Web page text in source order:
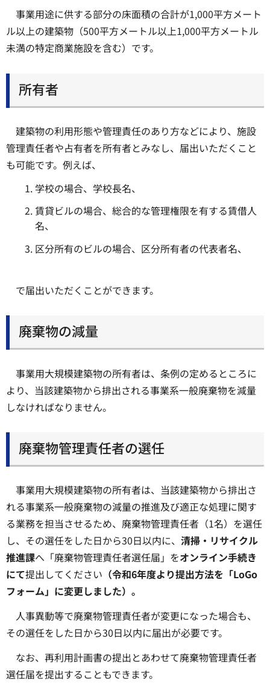
事業用途に供する部分の床面積の合計が1,000平方メート
ル以上の建築物（500平方メートル以上1,000平方メートル
未満の特定商業施設を含む）です。
所有者
建築物の利用形態や管理責任のあり方などにより、施設
管理責任者や占有者を所有者とみなし、届出いただくこと
も可能です。例えば、
学校の場合、学校長名、
賃貸ビルの場合、総合的な管理権限を有する賃借人
名、
区分所有のビルの場合、区分所有者の代表者名、
で届出いただくことができます。
廃棄物の減量
事業用大規模建築物の所有者は、条例の定めるところに
より、当該建築物から排出される事業系一般廃棄物を減量
しなければなりません。
廃棄物管理責任者の選任
事業用大規模建築物の所有者は、当該建築物から排出さ
れる事業系一般廃棄物の減量の推進及び適正な処理に関す
る業務を担当させるため、廃棄物管理責任者（1名）を選任
し、その選任をした日から30日以内に、 清掃・リサイクル
推進課へ「廃棄物管理責任者選任届」をオンライン手続き
にて提出してください （令和6年度より提出方法を「LoGo
フォーム」に変更しました）。
人事異動等で廃棄物管理責任者が変更になった場合も、
その選任をした日から30日以内に届出が必要です。
なお、再利用計画書の提出とあわせて廃棄物管理責任者
選任届を提出することもできます。